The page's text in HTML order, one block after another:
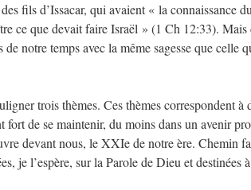
fils d’Issacar, qui avaient « la connaissance du
ce que devait faire Israël » (1 Ch 12:33). Mais
notre temps avec la même sagesse que celle
trois thèmes. Ces thèmes correspondent à
fort de se maintenir, du moins dans un avenir
devant nous, le XXIe de notre ère. Chemin
je l’espère, sur la Parole de Dieu et destinées